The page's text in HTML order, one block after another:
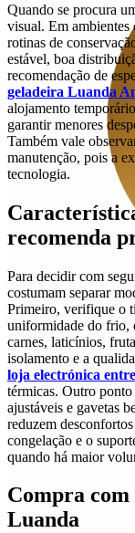
Quando se procura
visual. Em ambientes
rotinas de
estável, boa
recomendação de
geladeira Luanda
alojamento
garantir menores
Também vale
manutenção, pois a
tecnologia.
recomenda
Para decidir com
costumam separar
Primeiro, verifique o
uniformidade do frio,
carnes, laticínios,
isolamento e a
loja electrónica
térmicas. Outro ponto
ajustáveis e gavetas
reduzem
congelação e o
quando há maior
Compra com
Luanda